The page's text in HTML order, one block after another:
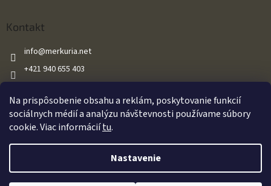
Na prispôsobenie obsahu a reklám, poskytovanie funkcií
sociálnych médií a analýzu návštevnosti používame súbory
cookie. Viac informáciítu.
Nastavenie
Oznamujeme našim zákazníkom že všetky naše vzduchové zbrane sú
Kontakt
info@merkuria.net
+421 940 655 403
Merkuria.net